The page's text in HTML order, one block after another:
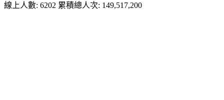
線上人數: 6202 累積總人次: 149,517,200